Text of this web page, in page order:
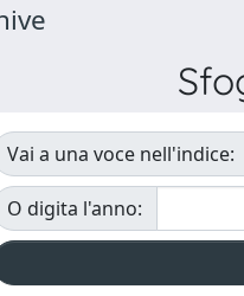
Vai a una voce nell'indice:
O digita l'anno: